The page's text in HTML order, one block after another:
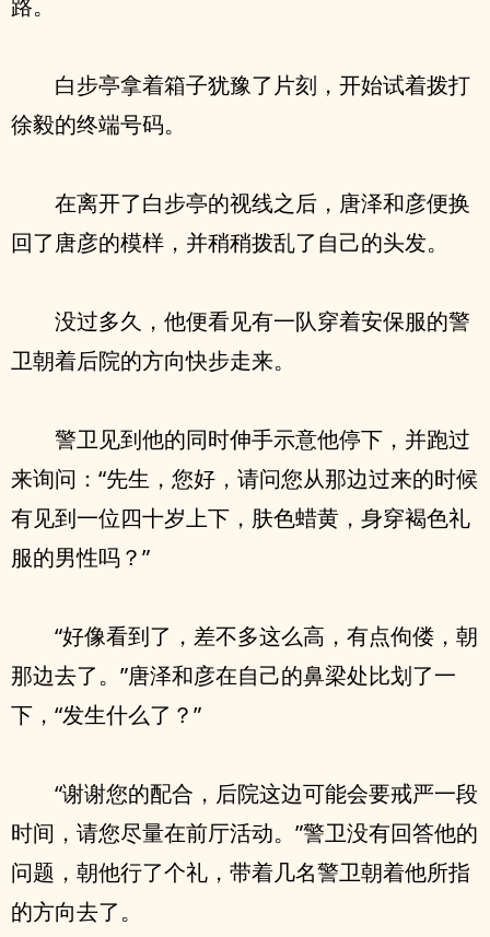
路。
白步亭拿着箱子犹豫了片刻，开始试着拨打
徐毅的终端号码。
在离开了白步亭的视线之后，唐泽和彦便换
回了唐彦的模样，并稍稍拨乱了自己的头发。
没过多久，他便看见有一队穿着安保服的警
卫朝着后院的方向快步走来。
警卫见到他的同时伸手示意他停下，并跑过
来询问：“先生，您好，请问您从那边过来的时候
有见到一位四十岁上下，肤色蜡黄，身穿褐色礼
服的男性吗？”
“好像看到了，差不多这么高，有点佝偻，朝
那边去了。”唐泽和彦在自己的鼻梁处比划了一
下，“发生什么了？”
“谢谢您的配合，后院这边可能会要戒严一段
时间，请您尽量在前厅活动。”警卫没有回答他的
问题，朝他行了个礼，带着几名警卫朝着他所指
的方向去了。